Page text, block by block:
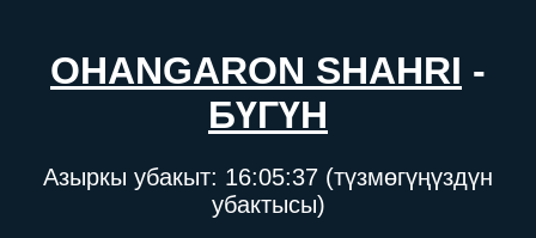
OHANGARON SHAHRI -
БҮГҮН
Азыркы убакыт: 16:05:37 (түзмөгүңүздүн
убактысы)